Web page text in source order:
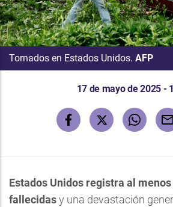
Tornados en Estados Unidos. AFP
17 de mayo de 2025 -
Estados Unidos registra al
fallecidasy una devastación